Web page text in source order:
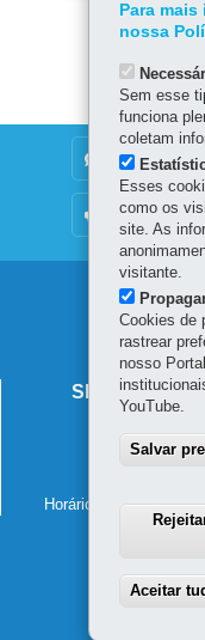
DENUNCIE
OUVIDORIA
principal
SECRETARIA
80610-
Horário de
Para
nossa
Sem esse
funciona
coletam
Esses
como os
site. As
visitante.
Cookies de
rastrear
nosso
YouTube.
Salvar
Aceitar